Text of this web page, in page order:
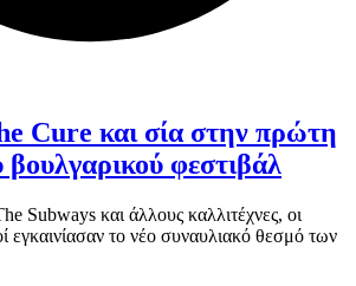
Cure και σία στην πρώτη
βουλγαρικού φεστιβάλ
Subways και άλλους καλλιτέχνες, οι
εγκαινίασαν το νέο συναυλιακό θεσμό των